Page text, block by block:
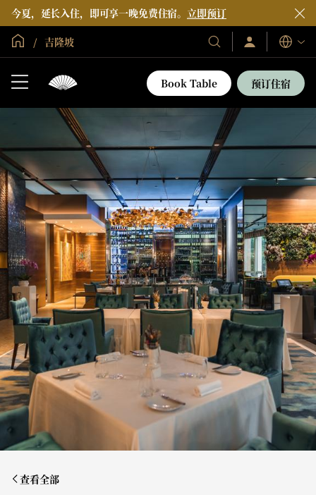
今夏，延长入住，即可享一晚免费住宿。 立即预订
全球首页
吉隆坡
我
们
的
酒
度
假
村
登
录/
即
加
入
语
言
Book Table 预订住宿
查看全部